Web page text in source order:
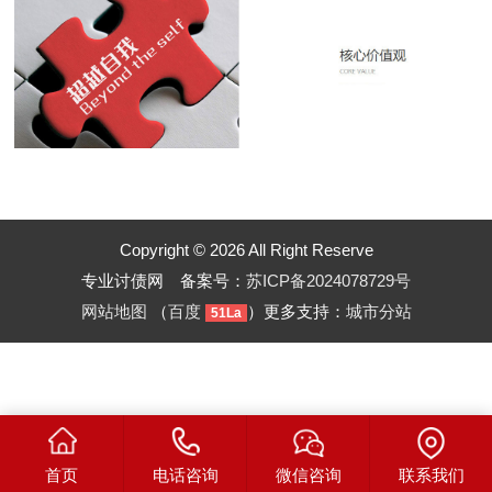
Copyright © 2026 All Right Reserve
专业讨债网 备案号： 苏ICP备2024078729号
网站地图 （百度 51La ）更多支持： 城市分站
首页 电话咨询 微信咨询 联系我们